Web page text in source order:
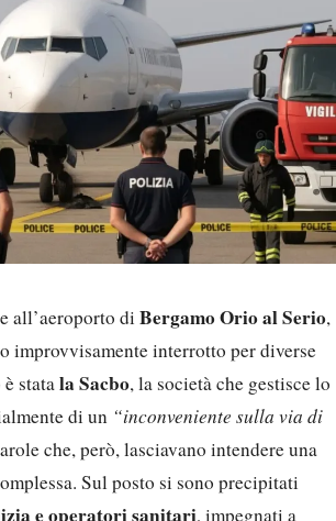
all’aeroporto di Bergamo Orio al Serio,
improvvisamente interrotto per diverse
statala Sacbo, la società che gestisce lo
di un “inconveniente sulla via di
che, però, lasciavano intendere una
Sul posto si sono precipitati
e operatori sanitari, impegnati a